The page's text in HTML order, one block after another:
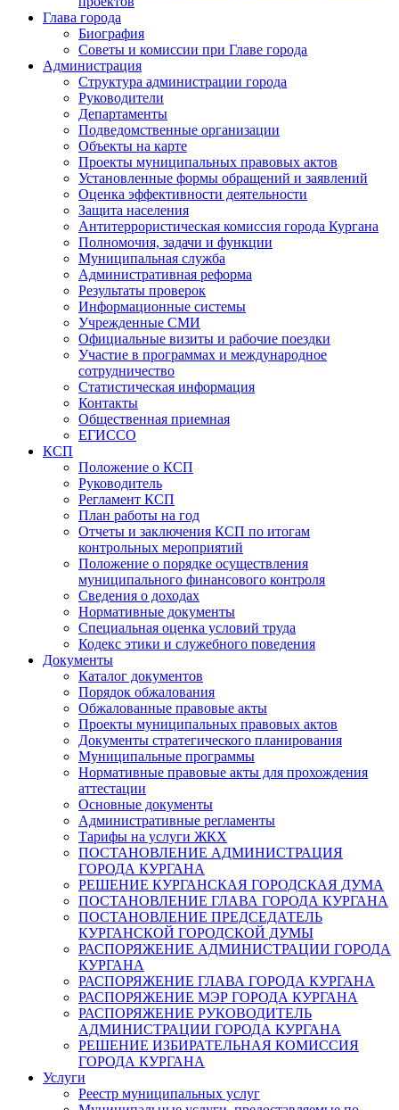
Глава города
Биография
Советы и комиссии при Главе города
Администрация
Структура администрации города
Руководители
Департаменты
Подведомственные организации
Объекты на карте
Проекты муниципальных правовых актов
Установленные формы обращений и заявлений
Оценка эффективности деятельности
Защита населения
Антитеррористическая комиссия города Кургана
Полномочия, задачи и функции
Муниципальная служба
Административная реформа
Результаты проверок
Информационные системы
Учрежденные СМИ
Официальные визиты и рабочие поездки
Участие в программах и международное
сотрудничество
Статистическая информация
Контакты
Общественная приемная
ЕГИССО
КСП
Положение о КСП
Руководитель
Регламент КСП
План работы на год
Отчеты и заключения КСП по итогам
контрольных мероприятий
Положение о порядке осуществления
муниципального финансового контроля
Сведения о доходах
Нормативные документы
Специальная оценка условий труда
Кодекс этики и служебного поведения
Документы
Каталог документов
Порядок обжалования
Обжалованные правовые акты
Проекты муниципальных правовых актов
Документы стратегического планирования
Муниципальные программы
Нормативные правовые акты для прохождения
аттестации
Основные документы
Административные регламенты
Тарифы на услуги ЖКХ
ПОСТАНОВЛЕНИЕ АДМИНИСТРАЦИЯ
ГОРОДА КУРГАНА
РЕШЕНИЕ КУРГАНСКАЯ ГОРОДСКАЯ ДУМА
ПОСТАНОВЛЕНИЕ ГЛАВА ГОРОДА КУРГАНА
ПОСТАНОВЛЕНИЕ ПРЕДСЕДАТЕЛЬ
КУРГАНСКОЙ ГОРОДСКОЙ ДУМЫ
РАСПОРЯЖЕНИЕ АДМИНИСТРАЦИИ ГОРОДА
КУРГАНА
РАСПОРЯЖЕНИЕ ГЛАВА ГОРОДА КУРГАНА
РАСПОРЯЖЕНИЕ МЭР ГОРОДА КУРГАНА
РАСПОРЯЖЕНИЕ РУКОВОДИТЕЛЬ
АДМИНИСТРАЦИИ ГОРОДА КУРГАНА
РЕШЕНИЕ ИЗБИРАТЕЛЬНАЯ КОМИССИЯ
ГОРОДА КУРГАНА
Услуги
Реестр муниципальных услуг